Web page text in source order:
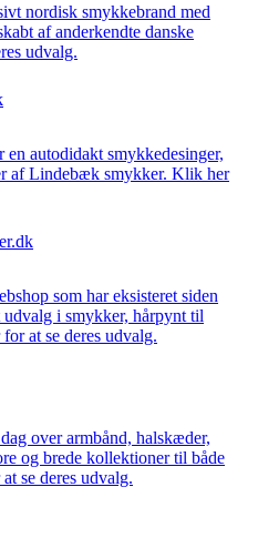
nordisk smykkebrand med
af anderkendte danske
udvalg.
autodidakt smykkedesinger,
af Lindebæk smykker. Klik her
som har eksisteret siden
udvalg i smykker, hårpynt til
at se deres udvalg.
over armbånd, halskæder,
og brede kollektioner til både
se deres udvalg.